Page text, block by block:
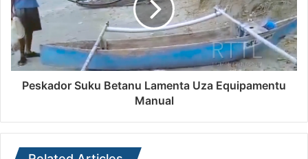
Peskador Suku Betanu Lamenta Uza Equipamentu
Manual